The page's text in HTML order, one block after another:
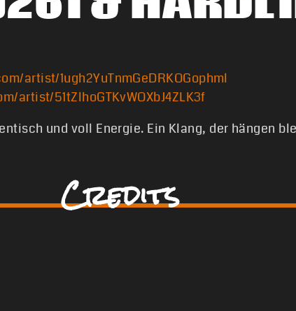
artist/1ugh2YuTnmGeDRKOGophml
artist/51tZlhoGTKvWOXbJ4ZLK3f
und voll Energie. Ein Klang, der hängen
Credits